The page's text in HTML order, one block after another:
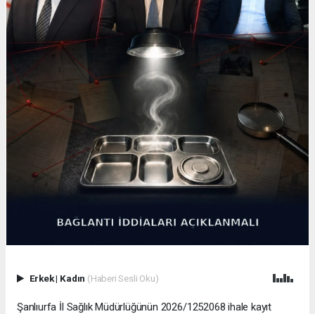
Erkek| Kadın (Haberi Sesli Oku)
Şanlıurfa İl Sağlık Müdürlüğünün 2026/1252068 ihale kayıt